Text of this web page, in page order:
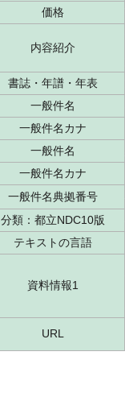
価格
内容紹介
書誌・年譜・年表
一般件名
一般件名カナ
一般件名
一般件名カナ
一般件名典拠番号
分類：都立NDC10版
テキストの言語
資料情報1
URL